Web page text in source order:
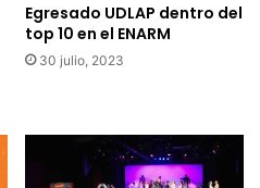
Egresado UDLAP dentro del
top 10 en el ENARM
30 julio, 2023